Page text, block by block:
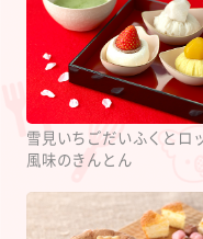
雪見いちごだいふくとロ
風味のきんとん